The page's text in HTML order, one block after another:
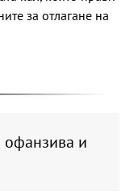
за отлагане на
офанзива и
Марадона с ръка
Двоен ръст на